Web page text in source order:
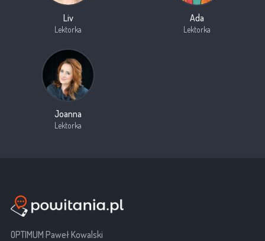
Liv
Lektorka
Ada
Lektorka
Joanna
Lektorka
OPTIMUM Paweł Kowalski